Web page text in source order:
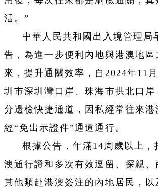
活。”
中華人民共和國出入境管理局
告，為進一步便利內地與港澳地區
來，提升通關效率，自2024年11
圳市深圳灣口岸、珠海市拱北口岸
分邊檢快捷通道，因私經常往來港
經“免出示證件”通道通行。
根據公告，年滿14周歲以上，
澳通行證和多次有效逗留、探親、
其他類赴港澳簽注的內地居民，以